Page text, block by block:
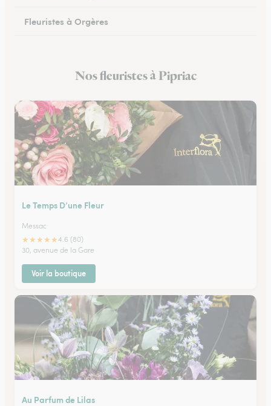
Fleuristes à Orgères
Fleuristes à IffendicNos fleuristes à Pipriac
Le Temps D’une Fleur
Messac
★★★★★4.6 (80)
30, avenue de la Gare
Voir la boutique
Au Parfum de Lilas